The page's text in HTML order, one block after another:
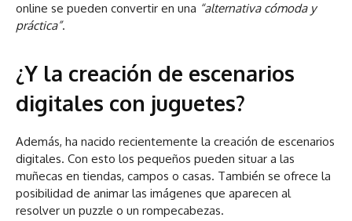
online se pueden convertir en una “alternativa cómoda y
práctica”.
¿Y la creación de escenarios
digitales con juguetes?
Además, ha nacido recientemente la creación de escenarios
digitales. Con esto los pequeños pueden situar a las
muñecas en tiendas, campos o casas. También se ofrece la
posibilidad de animar las imágenes que aparecen al
resolver un puzzle o un rompecabezas.